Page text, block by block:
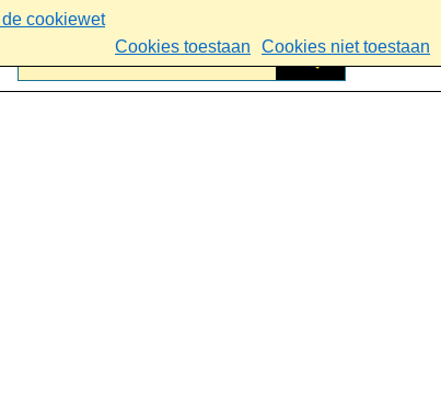
cookiewet
Cookies toestaan
Cookies niet toestaan